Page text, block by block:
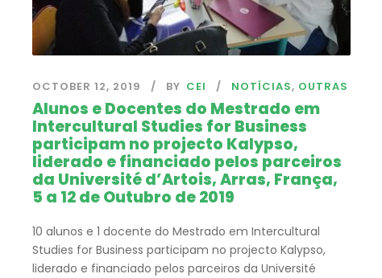
OCTOBER 12, 2019 BY CEI NOTÍCIAS, OUTRAS
Alunos e Docentes do Mestrado em
Intercultural Studies for Business
participam no projecto Kalypso,
liderado e financiado pelos parceiros
da Université d’Artois, Arras, França,
5 a 12 de Outubro de 2019
10 alunos e 1 docente do Mestrado em Intercultural
Studies for Business participam no projecto Kalypso,
liderado e financiado pelos parceiros da Université